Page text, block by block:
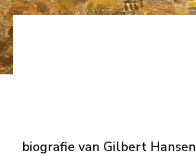
biografie van Gilbert Hansen